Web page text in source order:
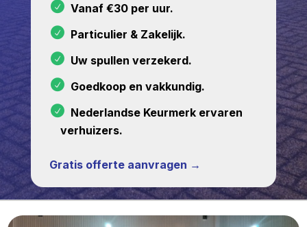
Vanaf €30 per uur.
Particulier & Zakelijk.
Uw spullen verzekerd.
Goedkoop en vakkundig.
Nederlandse Keurmerk ervaren
verhuizers.
Gratis offerte aanvragen →